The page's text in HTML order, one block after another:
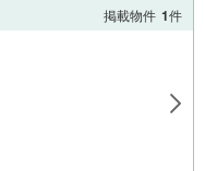
掲載物件 1件